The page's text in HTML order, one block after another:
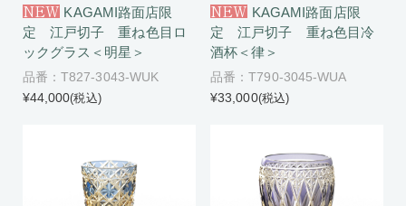
NEW KAGAMI路面店限
定 江戸切子 重ね色目ロ
ックグラス＜明星＞
品番：T827-3043-WUK
¥44,000(税込)
NEW KAGAMI路面店限
定 江戸切子 重ね色目冷
酒杯＜律＞
品番：T790-3045-WUA
¥33,000(税込)